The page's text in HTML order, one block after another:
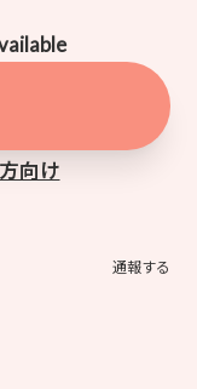
向け
通報する